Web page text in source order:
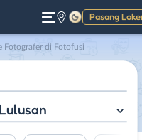
Pasang
Gelap
Fotografer di Fotofusi
Lulusan